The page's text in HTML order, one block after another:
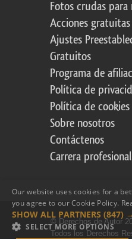
Fotos crudas para
Acciones
Ajustes
Gratuitos
Programa de
Política de
Política de cookies
Sobre nosotros
Contáctenos
Carrera profesional
© Derechos de Autor
Todos los Derechos
Our website uses cookies for a
you agree to our Cookie Policy.
SHOW ALL PARTNERS (847) →
SELECT MORE OPTIONS